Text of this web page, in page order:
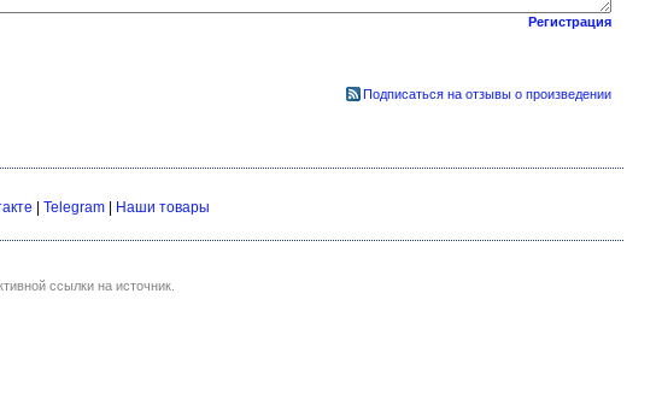
Регистрация
Подписаться на отзывы о произведении
| Telegram | Наши товары
ссылки на источник.